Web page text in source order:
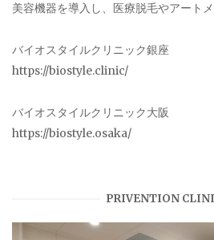
美容機器を導入し、医療脱毛やアートメ
バイオスタイルクリニック銀座
https://biostyle.clinic/
バイオスタイルクリニック大阪
https://biostyle.osaka/
PRIVENTION